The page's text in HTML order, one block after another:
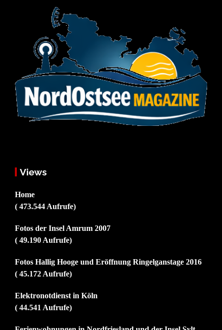
Views
Home
( 473.544 Aufrufe)
Fotos der Insel Amrum 2007
( 49.190 Aufrufe)
Fotos Hallig Hooge und Eröffnung Ringelganstage 2016
( 45.172 Aufrufe)
Elektronotdienst in Köln
( 44.541 Aufrufe)